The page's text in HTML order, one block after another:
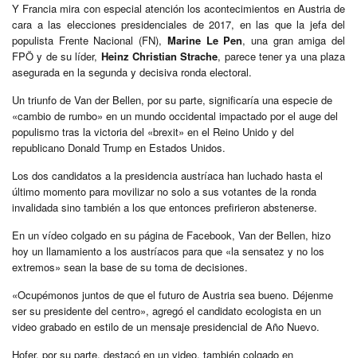
Y Francia mira con especial atención los acontecimientos en Austria de
cara a las elecciones presidenciales de 2017, en las que la jefa del
populista Frente Nacional (FN), Marine Le Pen, una gran amiga del
FPÖ y de su líder, Heinz Christian Strache, parece tener ya una plaza
asegurada en la segunda y decisiva ronda electoral.
Un triunfo de Van der Bellen, por su parte, significaría una especie de
«cambio de rumbo» en un mundo occidental impactado por el auge del
populismo tras la victoria del «brexit» en el Reino Unido y del
republicano Donald Trump en Estados Unidos.
Los dos candidatos a la presidencia austríaca han luchado hasta el
último momento para movilizar no solo a sus votantes de la ronda
invalidada sino también a los que entonces prefirieron abstenerse.
En un vídeo colgado en su página de Facebook, Van der Bellen, hizo
hoy un llamamiento a los austríacos para que «la sensatez y no los
extremos» sean la base de su toma de decisiones.
«Ocupémonos juntos de que el futuro de Austria sea bueno. Déjenme
ser su presidente del centro», agregó el candidato ecologista en un
video grabado en estilo de un mensaje presidencial de Año Nuevo.
Hofer, por su parte, destacó en un video, también colgado en